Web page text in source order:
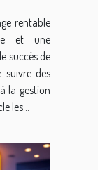
rentable
et une
succès de
suivre des
la gestion
les...